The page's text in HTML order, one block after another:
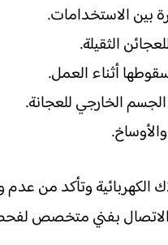
بين الاستخدامات.
الثقيلة.
أثناء العمل.
الخارجي للعجانة.
وتأكد من
بفني متخصص